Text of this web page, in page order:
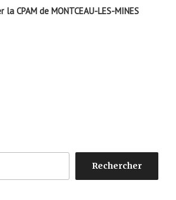
CPAM de MONTCEAU-LES-MINES
Rechercher